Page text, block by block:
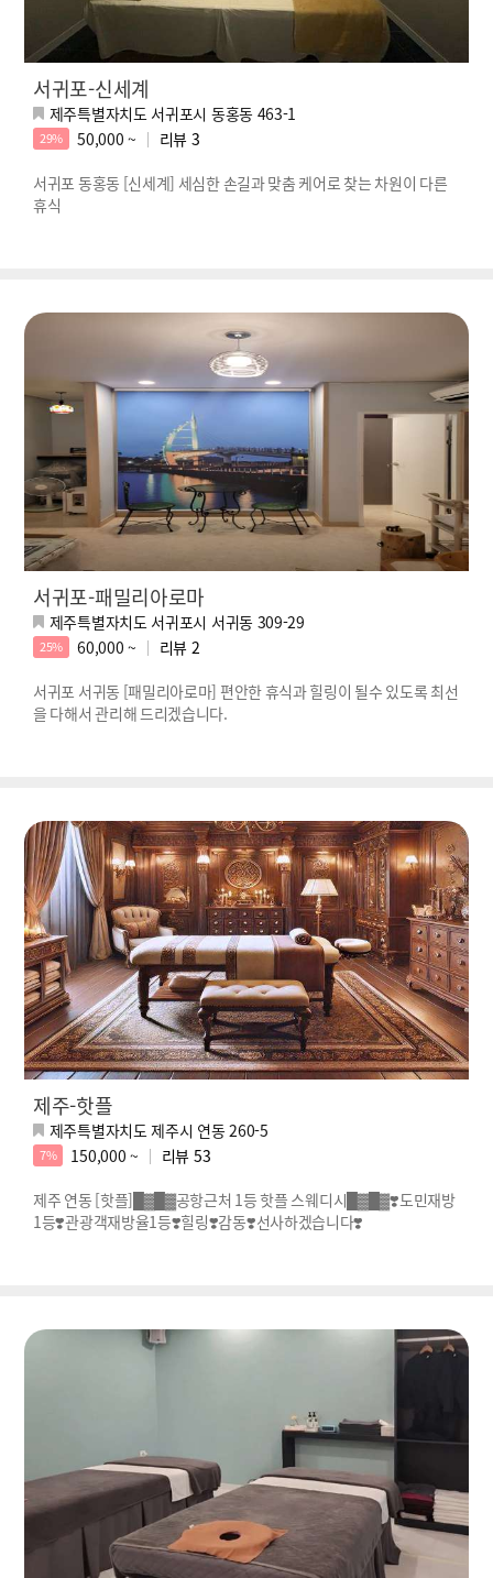
서귀포-신세계
제주특별자치도 서귀포시 동홍동 463-1
29% 50,000 ~ 리뷰 3
서귀포 동홍동 [신세계] 세심한 손길과 맞춤 케어로 찾는 차원이 다른
휴식
서귀포-패밀리아로마
제주특별자치도 서귀포시 서귀동 309-29
25% 60,000 ~ 리뷰 2
서귀포 서귀동 [패밀리아로마] 편안한 휴식과 힐링이 될수 있도록 최선
을 다해서 관리해 드리겠습니다.
제주-핫플
제주특별자치도 제주시 연동 260-5
7% 150,000 ~ 리뷰 53
제주 연동 [핫플]█▓█▓공항근처 1등 핫플 스웨디시█▓█▓❣️도민재방
1등❣️관광객재방율1등❣️힐링❣️감동❣️선사하겠습니다❣️